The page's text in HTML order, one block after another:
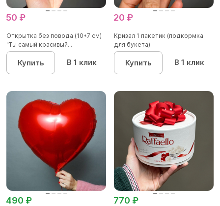
50 ₽
Открытка без повода (10*7 см)
"Ты самый красивый...
Купить В 1 клик
20 ₽
Кризал 1 пакетик (подкормка
для букета)
Купить В 1 клик
490 ₽ 770 ₽